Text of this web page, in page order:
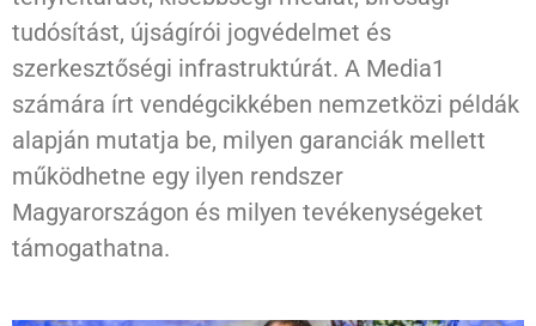
tudósítást, újságírói jogvédelmet és
szerkesztőségi infrastruktúrát. A Media1
számára írt vendégcikkében nemzetközi példák
alapján mutatja be, milyen garanciák mellett
működhetne egy ilyen rendszer
Magyarországon és milyen tevékenységeket
támogathatna.